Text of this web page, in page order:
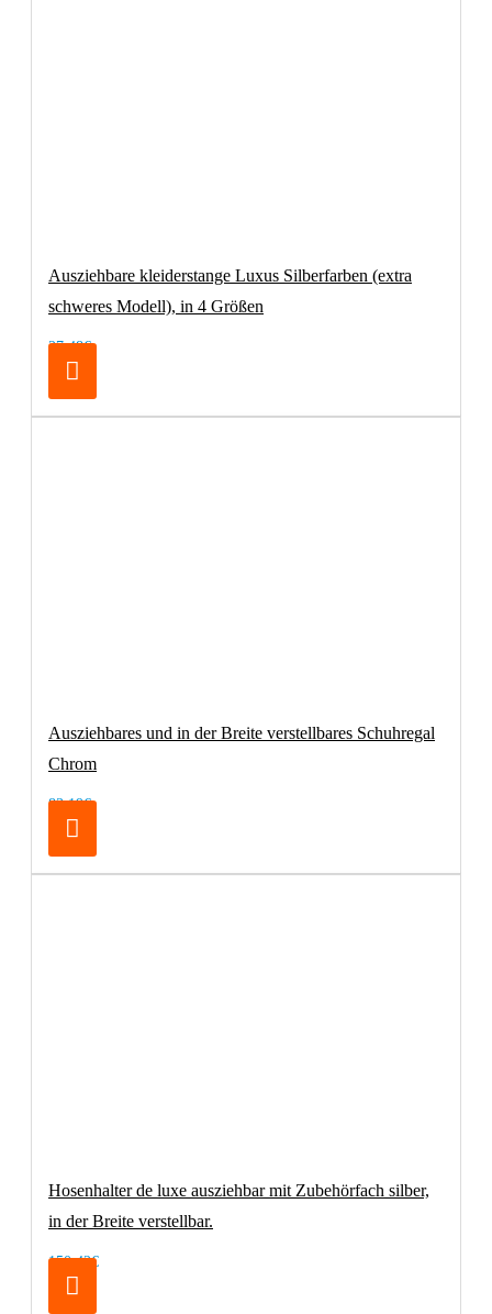
Ausziehbare kleiderstange Luxus Silberfarben (extra
schweres Modell), in 4 Größen
27,48€
Ausziehbares und in der Breite verstellbares Schuhregal
Chrom
83,19€
Hosenhalter de luxe ausziehbar mit Zubehörfach silber,
in der Breite verstellbar.
150,42€